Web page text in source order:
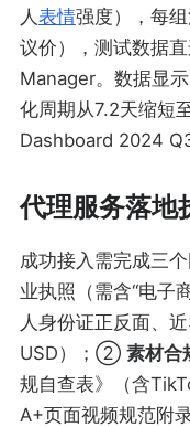
人表情强度），每
议价），测试数据
Manager。数据显
化周期从7.2天缩短
Dashboard 2024
代理服务落地
成功接入需完成三
业执照（需含“电子
人身份证正反面、
USD）；② 素材合
规自查表》（含
A+页面视频规范